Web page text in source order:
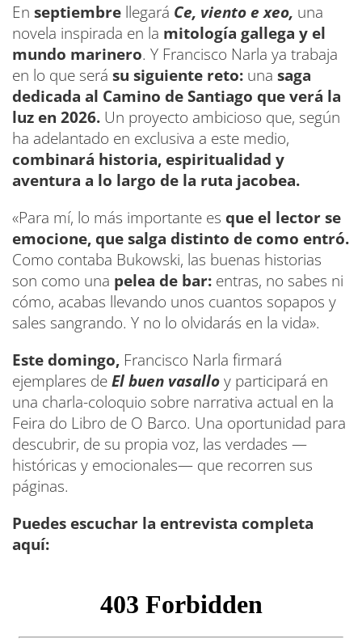
En septiembre llegará Ce, viento e xeo, una
novela inspirada en la mitología gallega y el
mundo marinero. Y Francisco Narla ya trabaja
en lo que será su siguiente reto: una saga
dedicada al Camino de Santiago que verá la
luz en 2026. Un proyecto ambicioso que, según
ha adelantado en exclusiva a este medio,
combinará historia, espiritualidad y
aventura a lo largo de la ruta jacobea.
«Para mí, lo más importante es que el lector se
emocione, que salga distinto de como entró.
Como contaba Bukowski, las buenas historias
son como una pelea de bar: entras, no sabes ni
cómo, acabas llevando unos cuantos sopapos y
sales sangrando. Y no lo olvidarás en la vida».
Este domingo, Francisco Narla firmará
ejemplares deEl buen vasalloy participará en
una charla-coloquio sobre narrativa actual en la
Feira do Libro de O Barco. Una oportunidad para
descubrir, de su propia voz, las verdades —
históricas y emocionales— que recorren sus
páginas.
Puedes escuchar la entrevista completa
aquí: